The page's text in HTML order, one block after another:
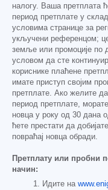
налогу. Ваша претплата
период претплате у
условима странице за
укључени референцом;
земље или промоције по
условом да сте
кориснике плаћене
имате приступ својим
претплате. Ако желите да
период претплате,
новца у року од 30 дана
ћете престати да
повраћај новца обради.
Претплату или пробни
начин:
Идите на